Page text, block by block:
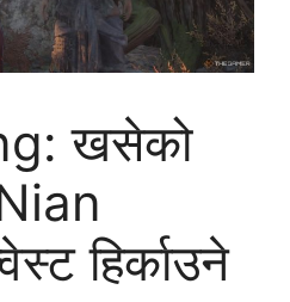
खसेको
हिर्काउने